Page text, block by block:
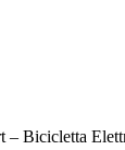
Bicicletta